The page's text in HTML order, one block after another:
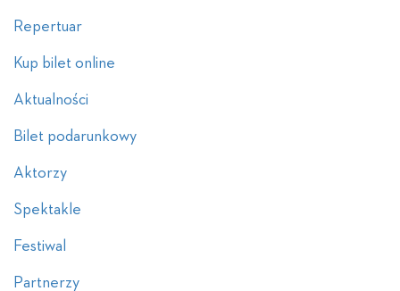
Repertuar
Kup bilet online
Aktualności
Bilet podarunkowy
Aktorzy
Spektakle
Festiwal
Partnerzy